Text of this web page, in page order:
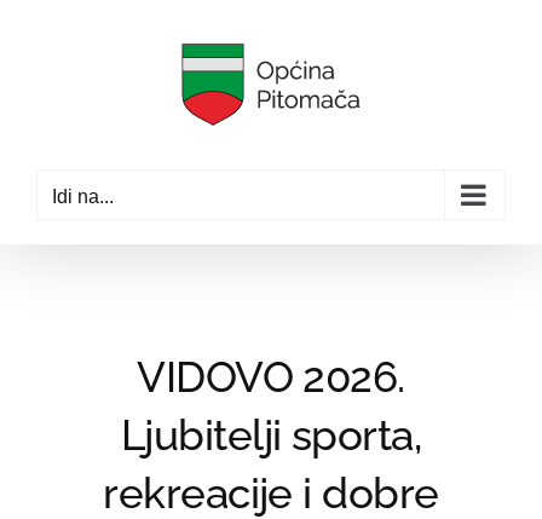
Idi na...
VIDOVO 2026.
Ljubitelji sporta,
rekreacije i dobre